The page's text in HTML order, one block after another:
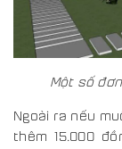
Một số
Ngoài ra nếu
thêm 15.000